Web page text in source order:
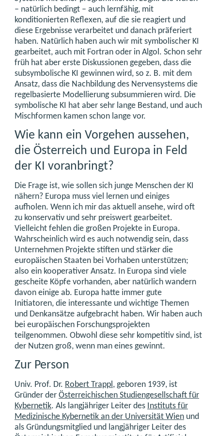
– natürlich bedingt – auch lernfähig, mit
konditionierten Reflexen, auf die sie reagiert und
diese Ergebnisse verarbeitet und danach präferiert
haben. Natürlich haben auch wir mit symbolischer KI
gearbeitet, auch mit Fortran oder in Algol. Schon sehr
früh hat aber erste Diskussionen gegeben, dass die
subsymbolische KI gewinnen wird, so z. B. mit dem
Ansatz, dass die Nachbildung des Nervensystems die
regelbasierte Modellierung subsummieren wird. Die
symbolische KI hat aber sehr lange Bestand, und auch
Mischformen kamen schon lange vor.
Wie kann ein Vorgehen aussehen,
die Österreich und Europa in Feld
der KI voranbringt?
Die Frage ist, wie sollen sich junge Menschen der KI
nähern? Europa muss viel lernen und einiges
aufholen. Wenn ich mir das aktuell ansehe, wird oft
zu konservativ und sehr preiswert gearbeitet.
Vielleicht fehlen die großen Projekte in Europa.
Wahrscheinlich wird es auch notwendig sein, dass
Unternehmen Projekte stiften und stärker die
europäischen Staaten bei Vorhaben unterstützen;
also ein kooperativer Ansatz. In Europa sind viele
gescheite Köpfe vorhanden, aber natürlich wandern
davon einige ab. Europa hatte immer gute
Initiatoren, die interessante und wichtige Themen
und Denkansätze aufgebracht haben. Wir haben auch
bei europäischen Forschungsprojekten
teilgenommen. Obwohl diese sehr kompetitiv sind, ist
der Nutzen groß, wenn man eines gewinnt.
Zur Person
Univ. Prof. Dr. Robert Trappl , geboren 1939, ist
Gründer der Österreichischen Studiengesellschaft für
Kybernetik. Als langjähriger Leiter des Instituts für
Medizinische Kybernetik an der Universität Wien und
als Gründungsmitglied und langjähriger Leiter des